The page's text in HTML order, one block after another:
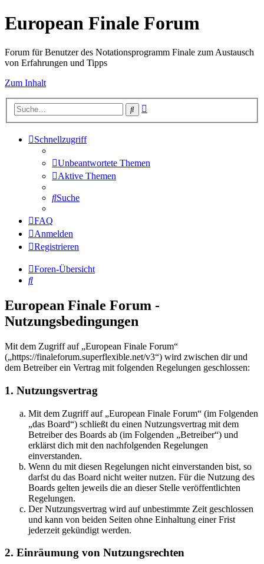
European Finale Forum
Forum für Benutzer des Notationsprogramm Finale zum Austausch
von Erfahrungen und Tipps
Zum Inhalt
Suche
Schnellzugriff
Unbeantwortete Themen
Aktive Themen
Suche
FAQ
Anmelden
Registrieren
Foren-Übersicht
Suche
European Finale Forum -
Nutzungsbedingungen
Mit dem Zugriff auf „European Finale Forum“
(„https://finaleforum.superflexible.net/v3“) wird zwischen dir und
dem Betreiber ein Vertrag mit folgenden Regelungen geschlossen:
1. Nutzungsvertrag
Mit dem Zugriff auf „European Finale Forum“ (im Folgenden
„das Board“) schließt du einen Nutzungsvertrag mit dem
Betreiber des Boards ab (im Folgenden „Betreiber“) und
erklärst dich mit den nachfolgenden Regelungen
einverstanden.
Wenn du mit diesen Regelungen nicht einverstanden bist, so
darfst du das Board nicht weiter nutzen. Für die Nutzung des
Boards gelten jeweils die an dieser Stelle veröffentlichten
Regelungen.
Der Nutzungsvertrag wird auf unbestimmte Zeit geschlossen
und kann von beiden Seiten ohne Einhaltung einer Frist
jederzeit gekündigt werden.
2. Einräumung von Nutzungsrechten